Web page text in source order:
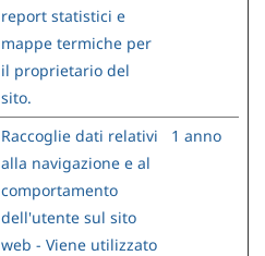
report statistici e
mappe termiche per
il proprietario del
sito.
Raccoglie dati relativi
alla navigazione e al
comportamento
dell'utente sul sito
web - Viene utilizzato
1 anno